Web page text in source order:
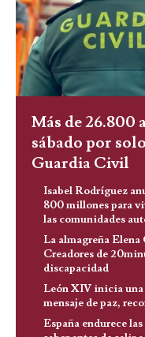
Más de 26.800
sábado por
Guardia Civil
Isabel Rodríguez
800 millones para
las comunidades
La almagreña
Creadores de
discapacidad
León XIV inicia
mensaje de paz,
España endurece